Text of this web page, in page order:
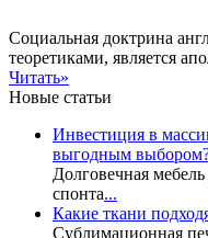
Социальная доктрина
теоретиками, является
Читать»
Новые статьи
Инвестиция в
выгодным
Долговечная
спонта...
Какие ткани
Сублимационная